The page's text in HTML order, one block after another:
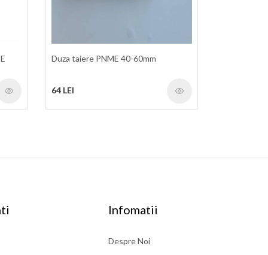
Duza taiere PNME 40-60mm
64 LEI
Infomatii
Despre Noi